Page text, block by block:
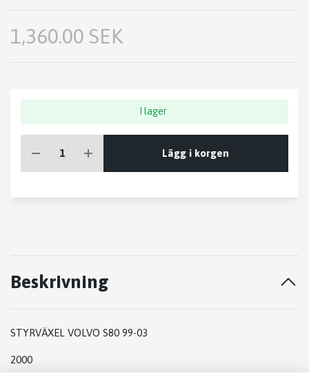
1,360.00 SEK
I lager
Lägg i korgen
Beskrivning
STYRVÄXEL VOLVO S80 99-03
2000